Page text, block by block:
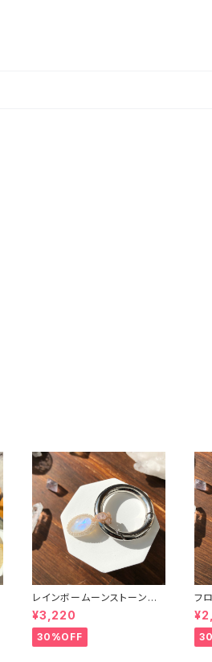
レインボームーンストーン＊
キーリング
¥3,220
30%OFF
フ